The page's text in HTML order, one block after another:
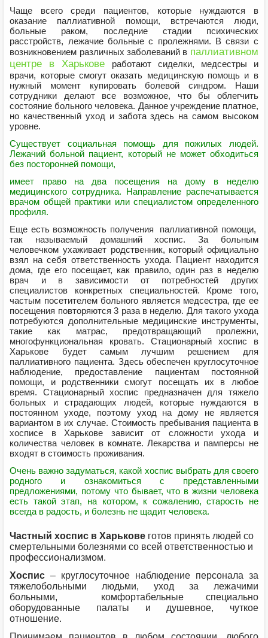
Чаще всего среди пациентов, которые нуждаются в
оказание паллиативной помощи, встречаются люди,
больные раком, последние стадии психических
расстройств, лежачие больные с пролежнями. В связи с
возникновением различных заболеваний в паллиативном
центре в Харькове работают сиделки, медсестры и
врачи, которые смогут оказать медицинскую помощь и в
нужный момент купировать болевой синдром. Наши
сотрудники делают все возможное, что бы облегчить
состояние больного человека. Данное учреждение платное,
но качественный уход и забота здесь на самом высоком
уровне.
Существует социальная помощь для пожилых людей.
Лежачий больной пациент, который не может обходиться
без посторонней помощи,
имеет право на два посещения на дому в неделю
медицинского сотрудника. Направление распечатывается
врачом общей практики или специалистом определенного
профиля.
Еще есть возможность получения паллиативной помощи,
так называемый домашний хоспис. За больным
человечком ухаживает родственник, который официально
взял на себя ответственность ухода. Пациент находится
дома, где его посещает, как правило, один раз в неделю
врач и в зависимости от потребностей других
специалистов конкретных специальностей. Кроме того,
частым посетителем больного является медсестра, где ее
посещения повторяются 3 раза в неделю. Для такого ухода
потребуются дополнительные медицинские инструменты,
такие как матрас, предотвращающий пролежни,
многофункциональная кровать. Стационарный хоспис в
Харькове будет самым лучшим решением для
паллиативного пациента. Здесь обеспечен круглосуточное
наблюдение, предоставление пациентам постоянной
помощи, и родственники смогут посещать их в любое
время. Стационарный хоспис предназначен для тяжело
больных и страдающих людей, которые нуждаются в
постоянном уходе, поэтому уход на дому не является
вариантом в их случае. Стоимость пребывания пациента в
хосписе в Харькове зависит от сложности ухода и
количества человек в комнате. Лекарства и памперсы не
входят в стоимость проживания.
Очень важно задуматься, какой хоспис выбрать для своего
родного и ознакомиться с представленными
предложениями, потому что бывает, что в жизни человека
есть такой этап, на котором, к сожалению, старость не
всегда в радость, и болезнь не щадит человека.
Частный хоспис в Харькове готов принять людей со
смертельными болезнями со всей ответственностью и
профессионализмом.
Хоспис – круглосуточное наблюдение персонала за
тяжелобольными людьми, уход за лежачими
больными, комфортабельные специально
оборудованные палаты и душевное, чуткое
отношение.